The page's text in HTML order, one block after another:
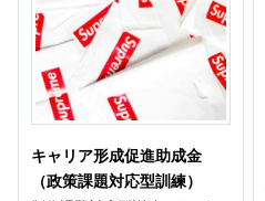
キャリア形成促進助成金
（政策課題対応型訓練）